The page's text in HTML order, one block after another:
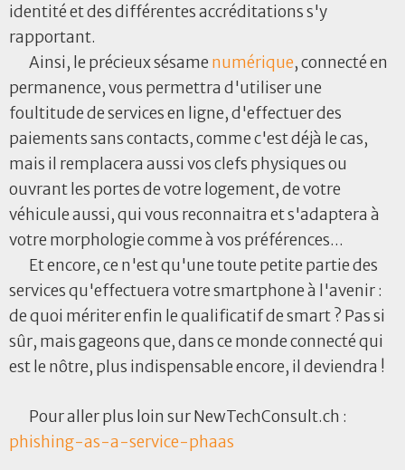
identité et des différentes accréditations s'y
rapportant.
Ainsi, le précieux sésame numérique, connecté en
permanence, vous permettra d'utiliser une
foultitude de services en ligne, d'effectuer des
paiements sans contacts, comme c'est déjà le cas,
mais il remplacera aussi vos clefs physiques ou
ouvrant les portes de votre logement, de votre
véhicule aussi, qui vous reconnaitra et s'adaptera à
votre morphologie comme à vos préférences...
Et encore, ce n'est qu'une toute petite partie des
services qu'effectuera votre smartphone à l'avenir :
de quoi mériter enfin le qualificatif de smart ? Pas si
sûr, mais gageons que, dans ce monde connecté qui
est le nôtre, plus indispensable encore, il deviendra !
Pour aller plus loin sur NewTechConsult.ch :
phishing-as-a-service-phaas